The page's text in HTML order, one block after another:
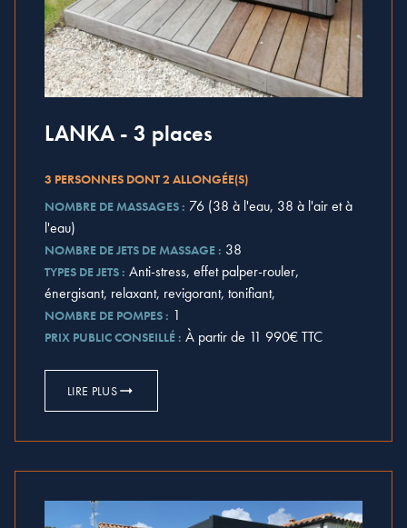
LANKA - 3 places
3 PERSONNES DONT 2 ALLONGÉE(S)
NOMBRE DE MASSAGES : 76 (38 à l'eau, 38 à l'air et à
l'eau)
NOMBRE DE JETS DE MASSAGE : 38
TYPES DE JETS : Anti-stress, effet palper-rouler,
énergisant, relaxant, revigorant, tonifiant,
NOMBRE DE POMPES : 1
PRIX PUBLIC CONSEILLÉ : À partir de 11 990€ TTC
LIRE PLUS